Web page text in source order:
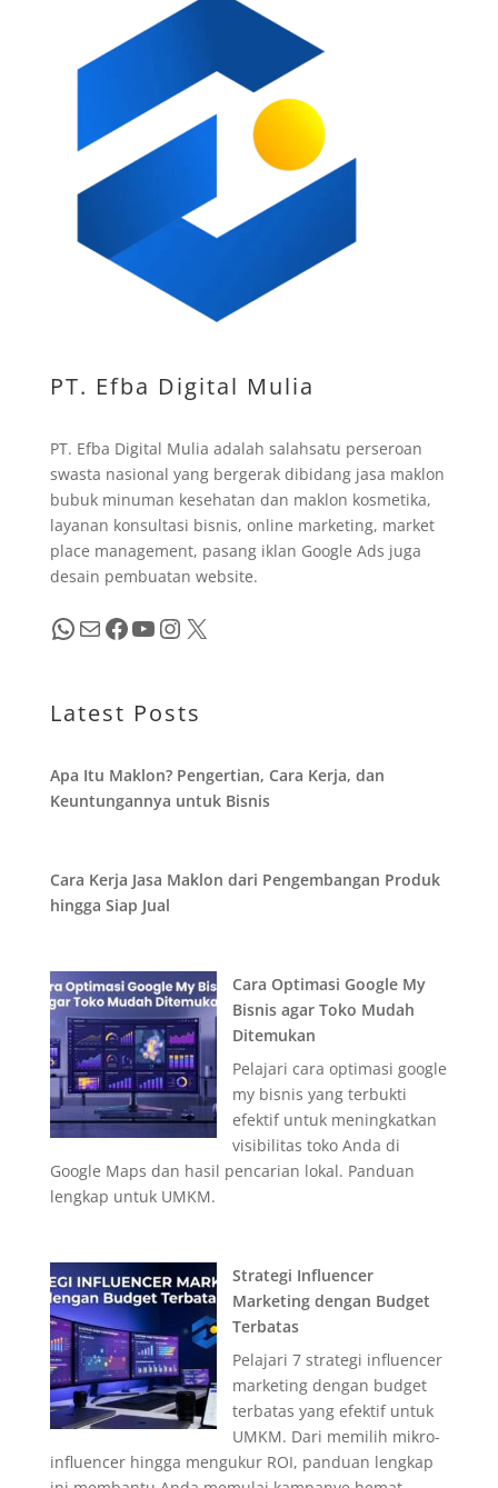
PT. Efba Digital Mulia
PT. Efba Digital Mulia adalah salahsatu perseroan
swasta nasional yang bergerak dibidang jasa maklon
bubuk minuman kesehatan dan maklon kosmetika,
layanan konsultasi bisnis, online marketing, market
place management, pasang iklan Google Ads juga
desain pembuatan website.
WhatsApp Mail Facebook YouTube InstagramX
Latest Posts
Apa Itu Maklon? Pengertian, Cara Kerja, dan
Keuntungannya untuk Bisnis
Cara Kerja Jasa Maklon dari Pengembangan Produk
hingga Siap Jual
Cara Optimasi Google My
Bisnis agar Toko Mudah
Ditemukan
Pelajari cara optimasi google
my bisnis yang terbukti
efektif untuk meningkatkan
visibilitas toko Anda di
Google Maps dan hasil pencarian lokal. Panduan
lengkap untuk UMKM.
Strategi Influencer
Marketing dengan Budget
Terbatas
Pelajari 7 strategi influencer
marketing dengan budget
terbatas yang efektif untuk
UMKM. Dari memilih mikro-
influencer hingga mengukur ROI, panduan lengkap